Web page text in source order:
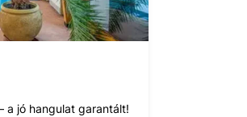
a jó hangulat garantált!